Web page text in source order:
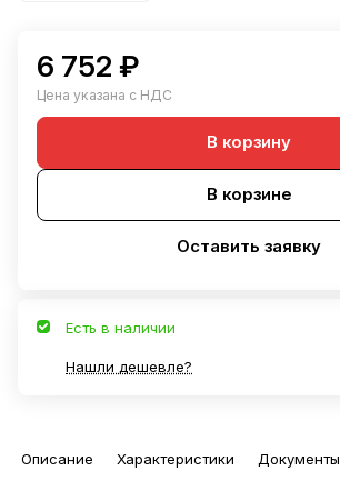
6 752 ₽
Цена указана с НДС
В корзину
В корзине
Оставить заявку
Есть в наличии
Нашли дешевле?
Описание Характеристики Документы